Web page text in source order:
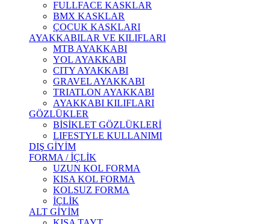
FULLFACE KASKLAR
BMX KASKLAR
ÇOCUK KASKLARI
AYAKKABILAR VE KILIFLARI
MTB AYAKKABI
YOL AYAKKABI
CITY AYAKKABI
GRAVEL AYAKKABI
TRIATLON AYAKKABI
AYAKKABI KILIFLARI
GÖZLÜKLER
BİSİKLET GÖZLÜKLERİ
LIFESTYLE KULLANIMI
DIŞ GİYİM
FORMA / İÇLİK
UZUN KOL FORMA
KISA KOL FORMA
KOLSUZ FORMA
İÇLİK
ALT GİYİM